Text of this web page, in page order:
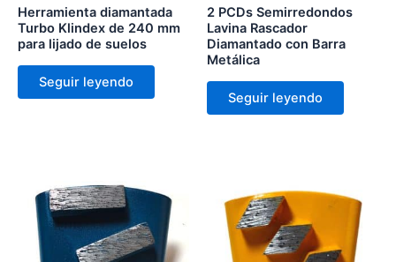
Herramienta diamantada
Turbo Klindex de 240 mm
para lijado de suelos
Seguir leyendo
2 PCDs Semirredondos
Lavina Rascador
Diamantado con Barra
Metálica
Seguir leyendo